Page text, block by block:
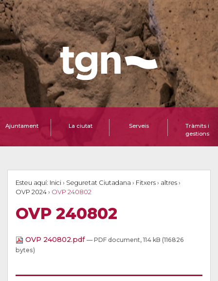
Ajuntament La ciutat Serveis
Tràmits i
gestions
Esteu aquí: Inici › Seguretat Ciutadana › Fitxers › altres ›
OVP 2024 › OVP 240802
OVP 240802
OVP 240802.pdf — PDF document, 114 kB (116826
bytes)